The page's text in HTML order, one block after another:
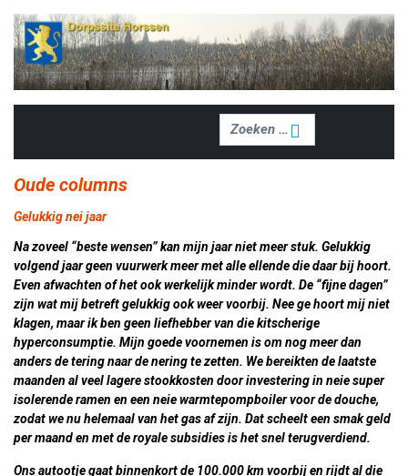
Zoeken
Oude columns
Gelukkig nei jaar
Na zoveel “beste wensen” kan mijn jaar niet meer stuk. Gelukkig
volgend jaar geen vuurwerk meer met alle ellende die daar bij hoort.
Even afwachten of het ook werkelijk minder wordt. De “fijne dagen”
zijn wat mij betreft gelukkig ook weer voorbij. Nee ge hoort mij niet
klagen, maar ik ben geen liefhebber van die kitscherige
hyperconsumptie. Mijn goede voornemen is om nog meer dan
anders de tering naar de nering te zetten. We bereikten de laatste
maanden al veel lagere stookkosten door investering in neie super
isolerende ramen en een neie warmtepompboiler voor de douche,
zodat we nu helemaal van het gas af zijn. Dat scheelt een smak geld
per maand en met de royale subsidies is het snel terugverdiend.
Ons autootje gaat binnenkort de 100.000 km voorbij en rijdt al die